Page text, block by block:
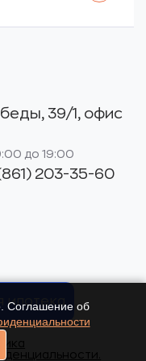
39/1, офис
до 19:00
203-35-60
ипотека
Соглашение об